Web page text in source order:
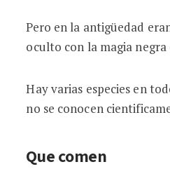
Pero en la antigüedad
oculto con la magia
Hay varias especies en
no se conocen
Que comen